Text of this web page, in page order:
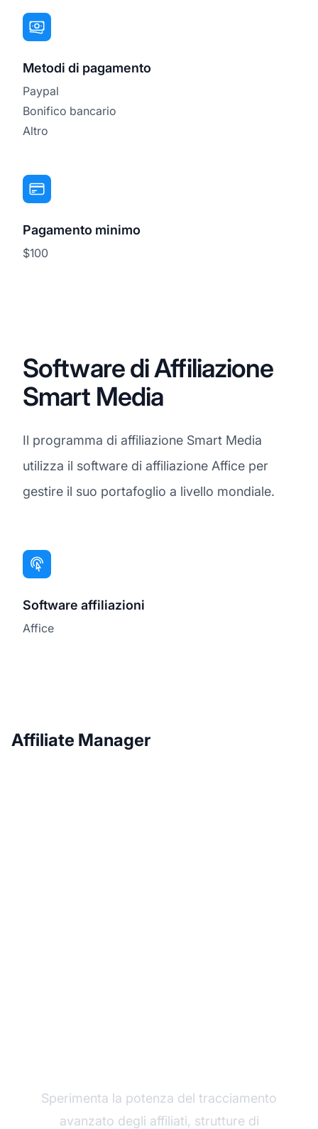
Metodi di pagamento
Paypal
Bonifico bancario
Altro
Pagamento minimo
$100
Software di Affiliazione
Smart Media
Il programma di affiliazione Smart Media
utilizza il software di affiliazione Affice per
gestire il suo portafoglio a livello mondiale.
Software affiliazioni
Affice
Affiliate Manager
Sperimenta la potenza del tracciamento
avanzato degli affiliati, strutture di